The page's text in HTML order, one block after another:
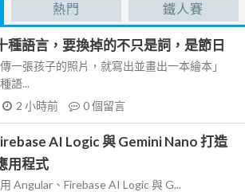
熱門 鐵人賽
種語言，要換掉的不只是詞，是節日
一張孩子的照片，就寫出並畫出一本繪本」
語...
2 小時前 0個留言
AI Logic 與 Gemini Nano 打造
用程式
Angular、Firebase AI Logic 與 G...